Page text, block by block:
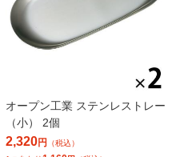
オープン工業 ステンレストレー
（小） 2個
2,320円
（税込）